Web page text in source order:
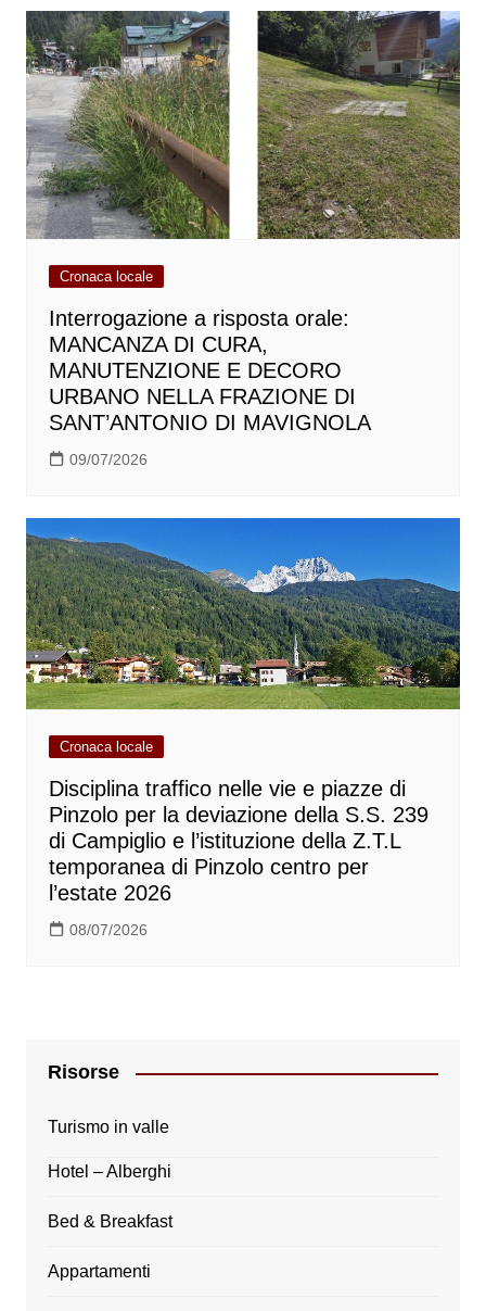
Cronaca locale
Interrogazione a risposta orale:
MANCANZA DI CURA,
MANUTENZIONE E DECORO
URBANO NELLA FRAZIONE DI
SANT’ANTONIO DI MAVIGNOLA
09/07/2026
Cronaca locale
Disciplina traffico nelle vie e piazze di
Pinzolo per la deviazione della S.S. 239
di Campiglio e l’istituzione della Z.T.L
temporanea di Pinzolo centro per
l’estate 2026
08/07/2026
Risorse
Turismo in valle
Hotel – Alberghi
Bed & Breakfast
Appartamenti